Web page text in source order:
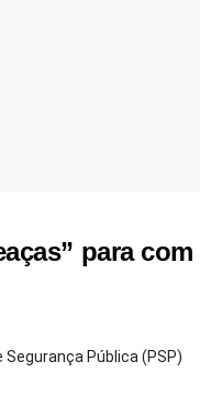
para com
Pública (PSP)